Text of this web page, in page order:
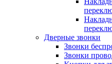
Дверные звонки
Звонки
Звонки